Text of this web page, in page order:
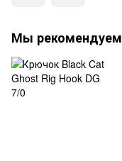
Мы рекомендуем